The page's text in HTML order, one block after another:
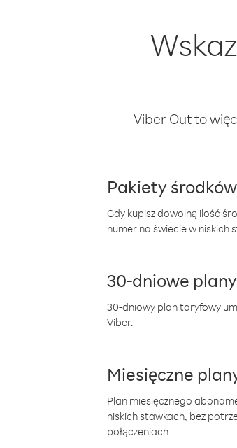
Viber Out to
Pakiety środków
Gdy kupisz dowolną ilość
numer na świecie w niskich
30-dniowe
30-dniowy plan taryfowy
Viber.
Miesięczne
Plan miesięcznego
niskich stawkach, bez
połączeniach